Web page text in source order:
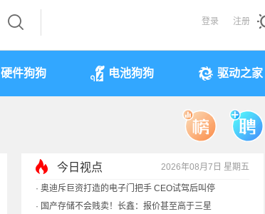
登录 注册
硬件狗狗 电池狗狗 驱动之家
今日视点 2026年08月7日 星期五
·国产存储不会贱卖！长鑫：报价甚至高于三星
提前还车贷要向银行缴4万违约金？法院判了
余承东回应发布会口误：起售价不是2499